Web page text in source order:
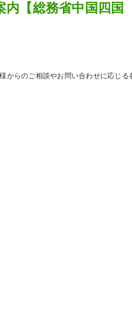
【総務省中国四国
からのご相談やお問い合わせに応じる